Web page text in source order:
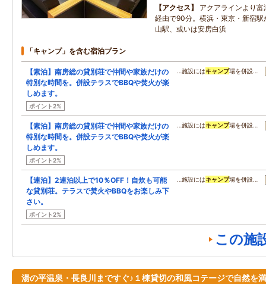
アクセス
アクアラインより
経由で90分。横浜・東京・新宿駅
山駅、或いは安房白浜
「キャンプ」を含む宿泊プラン
【素泊】南房総の貸別荘で仲間や家族だけの
特別な時間を。併設テラスでBBQや焚火が楽
しめます。
ポイント2%
…施設にはキャンプ場を併設…
【素泊】南房総の貸別荘で仲間や家族だけの
特別な時間を。併設テラスでBBQや焚火が楽
しめます。
ポイント2%
…施設にはキャンプ場を併設…
【連泊】2連泊以上で10％OFF！自炊も可能
な貸別荘。テラスで焚火やBBQをお楽しみ下
さい。
ポイント2%
…施設にはキャンプ場を併設…
この施
湯の平温泉・長良川まですぐ♪１棟貸切の和風コテージで自然を